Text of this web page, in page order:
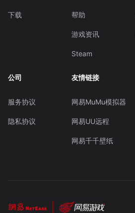
下载 帮助
游戏资讯
Steam
公司
服务协议
隐私协议
友情链接
网易MuMu模拟器
网易UU远程
网易千千壁纸